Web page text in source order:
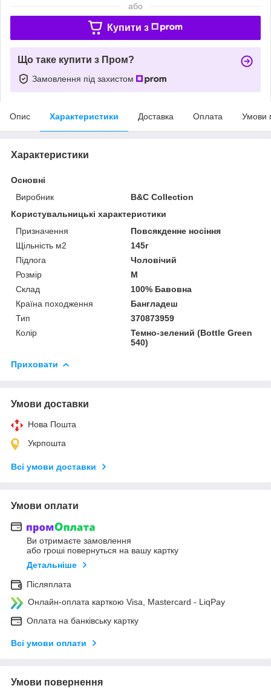
або
Купити з
Що таке купити з Пром?
Замовлення під захистом
Опис Характеристики Доставка Оплата Умови
Характеристики
Основні
Виробник
B&C Collection
Користувальницькі характеристики
Призначення
Повсякденне носіння
Щільність м2
145г
Підлога
Чоловічий
Розмір
M
Склад
100% Бавовна
Країна походження
Бангладеш
Тип
370873959
Колір
Темно-зелений (Bottle Green
540)
Приховати
Умови доставки
Нова Пошта
Укрпошта
Всі умови доставки
Умови оплати
Ви отримаєте замовлення
або гроші повернуться на вашу картку
Детальніше
Післяплата
Онлайн-оплата карткою Visa, Mastercard - LiqPay
Оплата на банківську картку
Всі умови оплати
Умови повернення